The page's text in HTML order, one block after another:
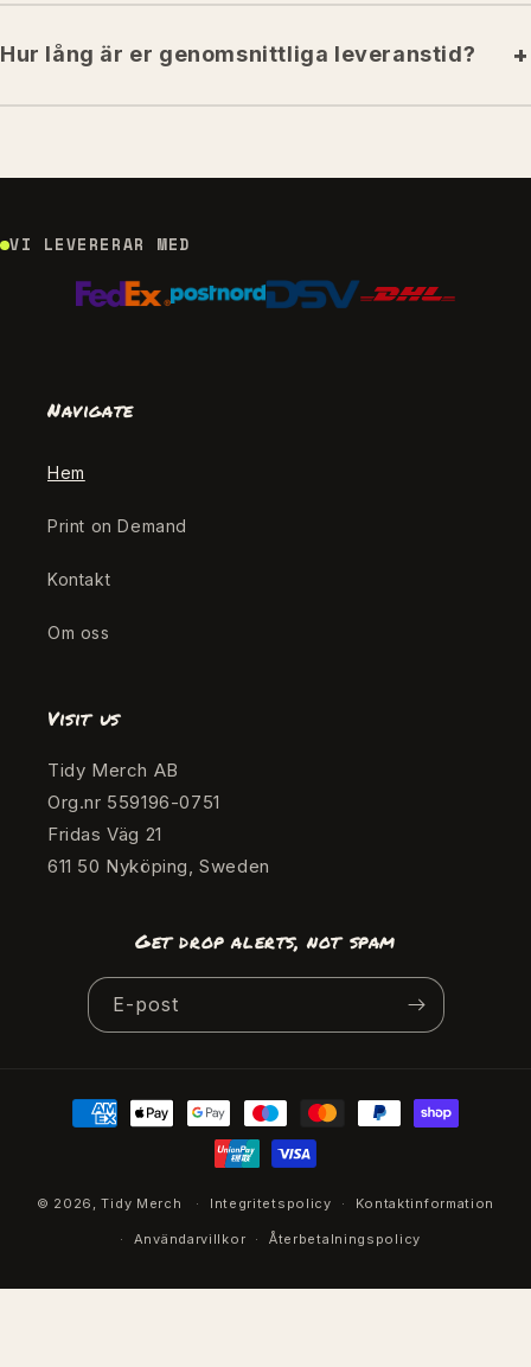
Hur lång är er genomsnittliga leveranstid?
VI LEVERERAR MED
Navigate
Hem
Print on Demand
Kontakt
Om oss
Visit us
Tidy Merch AB
Org.nr 559196-0751
Fridas Väg 21
611 50 Nyköping, Sweden
Get drop alerts, not spam
E-post
Betalningsmetoder
© 2026,Tidy Merch Integritetspolicy Kontaktinformation
Användarvillkor Återbetalningspolicy